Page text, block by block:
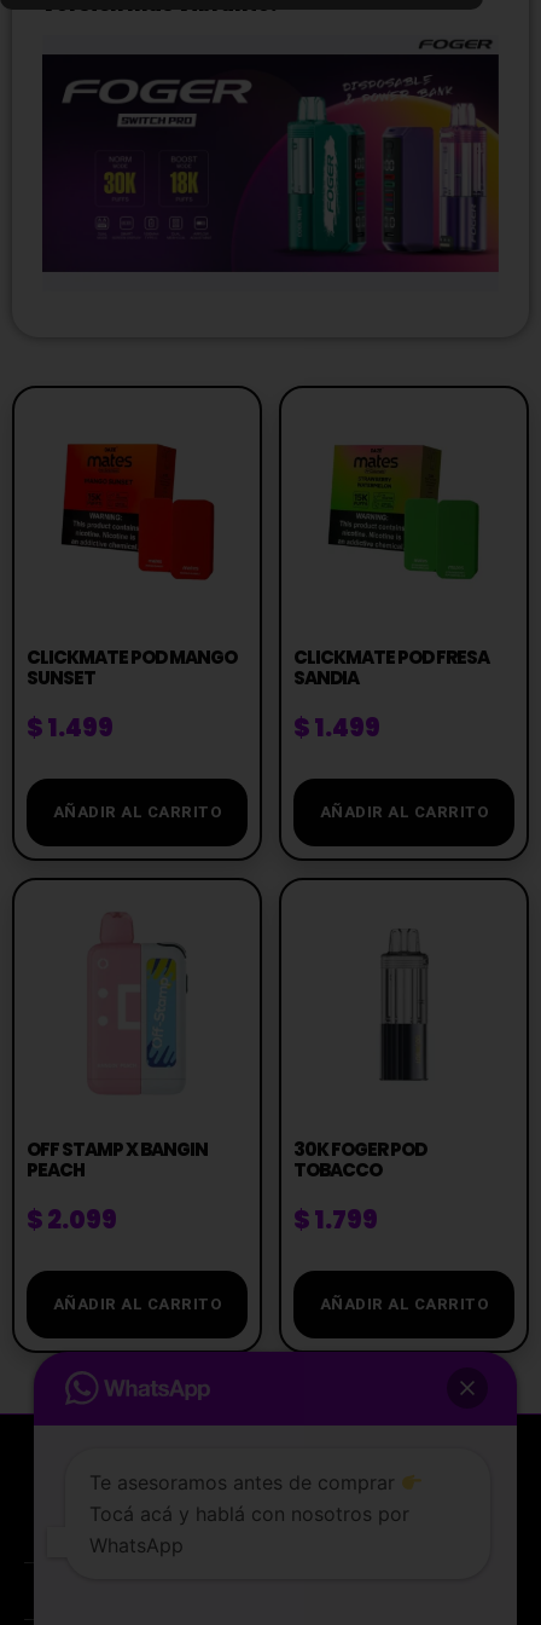
CLICKMATE POD MANGO
SUNSET
$1.499
AÑADIR AL CARRITO
CLICKMATE POD FRESA
SANDIA
$1.499
AÑADIR AL CARRITO
OFF STAMP X BANGIN
PEACH
$2.099
AÑADIR AL CARRITO
30K FOGER POD
TOBACCO
$1.799
AÑADIR AL CARRITO
La tienda de vapeo mejor valorada de Uruguay.
Te asesoramos antes de comprar
Tocá acá y hablá con nosotros por
WhatsApp